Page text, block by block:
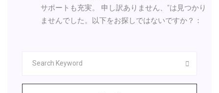
サポートも充実。 申し訳ありません、''は見つかり
ませんでした。以下をお探しではないですか？：